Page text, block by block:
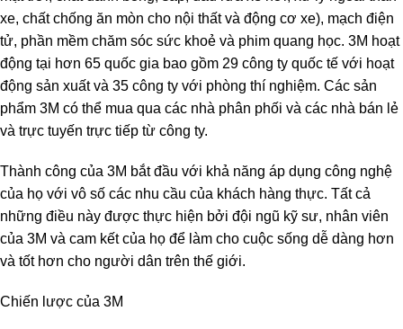
xe, chất chống ăn mòn cho nội thất và động cơ xe), mạch điện
tử, phần mềm chăm sóc sức khoẻ và phim quang học. 3M hoạt
động tại hơn 65 quốc gia bao gồm 29 công ty quốc tế với hoạt
động sản xuất và 35 công ty với phòng thí nghiệm. Các sản
phẩm 3M có thể mua qua các nhà phân phối và các nhà bán lẻ
và trực tuyến trực tiếp từ công ty.
Thành công của 3M bắt đầu với khả năng áp dụng công nghệ
của họ với vô số các nhu cầu của khách hàng thực. Tất cả
những điều này được thực hiện bởi đội ngũ kỹ sư, nhân viên
của 3M và cam kết của họ để làm cho cuộc sống dễ dàng hơn
và tốt hơn cho người dân trên thế giới.
Chiến lược của 3M